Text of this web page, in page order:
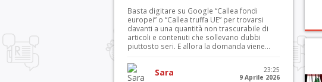
Basta digitare su Google “Callea fondi
europei” o “Callea truffa UE” per trovarsi
davanti a una quantità non trascurabile di
articoli e contenuti che sollevano dubbi
piuttosto seri. E allora la domanda viene...
Sara
23:25
9 Aprile 2026